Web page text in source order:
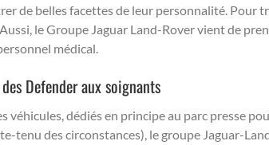
de belles facettes de leur personnalité. Pour
Aussi, le Groupe Jaguar Land-Rover vient de
médical.
Defender aux soignants
véhicules, dédiés en principe au parc presse
tenu des circonstances), le groupe Jaguar-